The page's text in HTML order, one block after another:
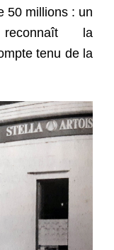
50 millions : un
reconnaît la
tenu de la